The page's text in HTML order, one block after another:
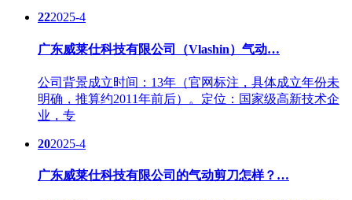
222025-4
广东威莱仕科技有限公司（Vlashin）气动…
公司背景成立时间：13年（官网标注，具体成立年份未
明确，推算约2011年前后）。定位：国家级高新技术企
业，专
202025-4
广东威莱仕科技有限公司的气动剪刀怎样？…